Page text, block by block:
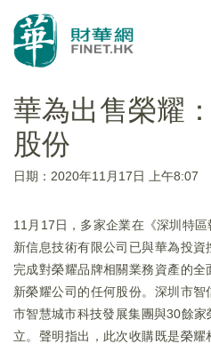
華為出售榮耀
股份
日期：2020年11月17日 上午8:07
11月17日，多家企業在《深圳特
新信息技術有限公司已與華為投資
完成對榮耀品牌相關業務資產的
新榮耀公司的任何股份。深圳市智
市智慧城市科技發展集團與30餘
立。聲明指出，此次收購既是榮